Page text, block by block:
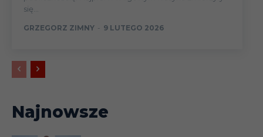
się...
GRZEGORZ ZIMNY - 9 LUTEGO 2026
Najnowsze